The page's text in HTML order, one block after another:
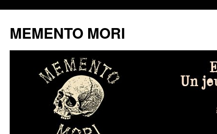
MEMENTO MORI